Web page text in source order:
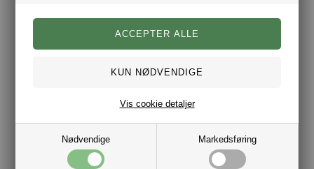
Nødvendige Markedsføring
Vis cookie detaljer
Tykkelse 5 mm.
Stilk mellemrum 15 mm.
Samlet højde 23 mm.
Leveres i gaveæske.
smykke forhandler.
10101329